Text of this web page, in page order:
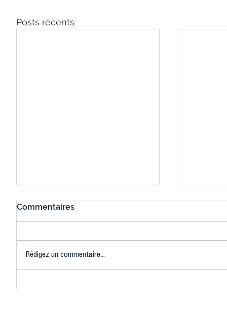
Posts récents
Commentaires
Rédigez un commentaire...